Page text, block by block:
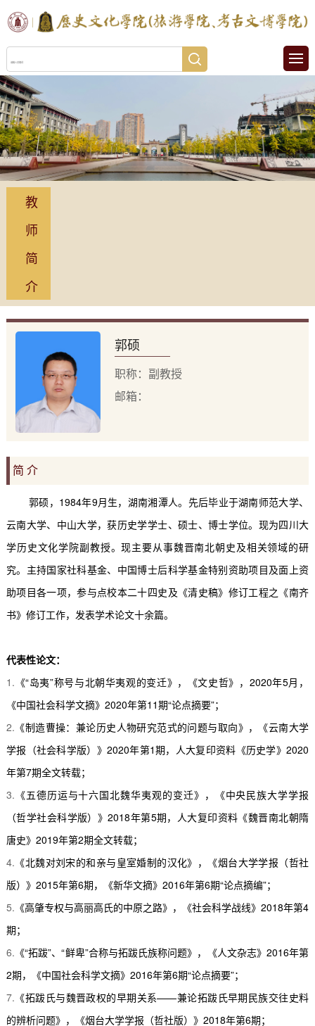
教
师
简
介
郭硕
职称：副教授
邮箱：
简 介
郭硕， 1984年9月生，湖南湘潭人。先后毕业于湖南师范大学、
云南大学、中山大学，获历史学学士、硕士、博士学位。现为四川大
学历史文化学院副教授。现主要从事魏晋南北朝史及相关领域的研
究。主持国家社科基金、中国博士后科学基金特别资助项目及面上资
助项目各一项，参与点校本二十四史及《清史稿》修订工程之《南齐
书》修订工作，发表学术论文十余篇。
代表性论文：
1. 《“岛夷”称号与北朝华夷观的变迁》，《文史哲》， 2020年5月，
《中国社会科学文摘》 2020年第11期“论点摘要”；
2. 《制造曹操：兼论历史人物研究范式的问题与取向》，《云南大学
学报（社会科学版）》 2020年第1期，人大复印资料《历史学》2020
年第7期全文转载；
3. 《五德历运与十六国北魏华夷观的变迁》，《中央民族大学学报
（哲学社会科学版）》2018年第5期，人大复印资料《魏晋南北朝隋
唐史》 2019年第2期全文转载；
4. 《北魏对刘宋的和亲与皇室婚制的汉化》，《烟台大学学报（哲社
版）》 2015年第6期，《新华文摘》 2016年第6期“论点摘编”；
5. 《高肇专权与高丽高氏的中原之路》，《社会科学战线》2018年第4
期；
6. 《“拓跋”、“鲜卑”合称与拓跋氏族称问题》，《人文杂志》 2016年第
2期，《中国社会科学文摘》 2016年第6期“论点摘要”；
7. 《拓跋氏与魏晋政权的早期关系——兼论拓跋氏早期民族交往史料
的辨析问题》，《烟台大学学报（哲社版）》 2018年第6期；